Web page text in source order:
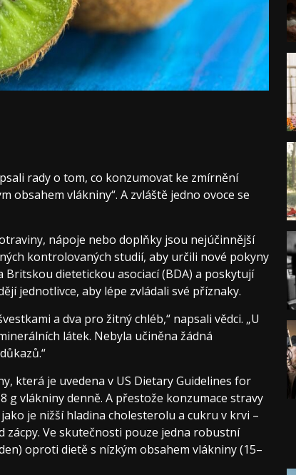
rady o tom, co konzumovat ke zmírnění
obsahem vlákniny“. A zvláště jedno ovoce se
nápoje nebo doplňky jsou nejúčinnější
kontrolovaných studií, aby určili nové pokyny
dietetickou asociací (BDA) a poskytují
jednotlivce, aby lépe zvládali své příznaky.
a dva pro žitný chléb,“ napsali vědci. „U
látek. Nebyla učiněna žádná
která je uvedena v US Dietary Guidelines for
g vlákniny denně. A přestože konzumace stravy
je nižší hladina cholesterolu a cukru v krvi –
zácpy. Ve skutečnosti pouze jedna robustní
oproti dietě s nízkým obsahem vlákniny (15–